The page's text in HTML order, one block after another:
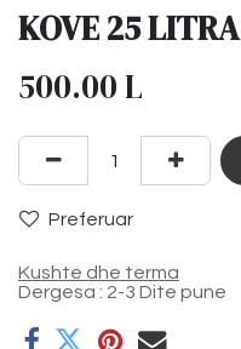
KOVE 25 LITRA
500.00L
Preferuar
Kushte dhe terma
Dergesa : 2-3 Dite pune